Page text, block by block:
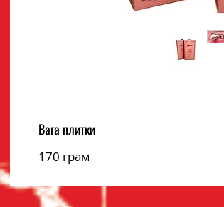
Вага плитки
170 грам